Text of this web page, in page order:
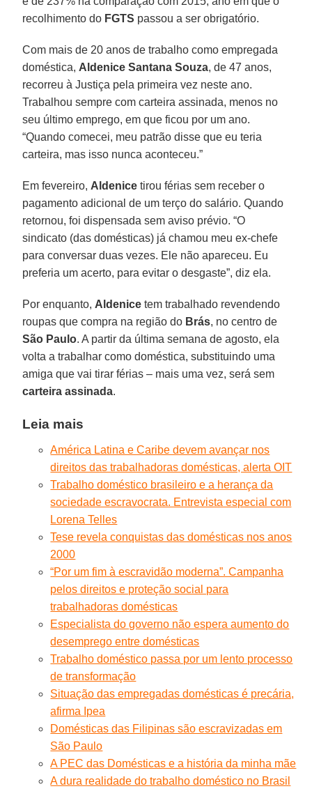
recolhimento do FGTS passou a ser obrigatório.
Com mais de 20 anos de trabalho como empregada
doméstica, Aldenice Santana Souza, de 47 anos,
recorreu à Justiça pela primeira vez neste ano.
Trabalhou sempre com carteira assinada, menos no
seu último emprego, em que ficou por um ano.
“Quando comecei, meu patrão disse que eu teria
carteira, mas isso nunca aconteceu.”
Em fevereiro, Aldenice tirou férias sem receber o
pagamento adicional de um terço do salário. Quando
retornou, foi dispensada sem aviso prévio. “O
sindicato (das domésticas) já chamou meu ex-chefe
para conversar duas vezes. Ele não apareceu. Eu
preferia um acerto, para evitar o desgaste”, diz ela.
Por enquanto, Aldenice tem trabalhado revendendo
roupas que compra na região do Brás, no centro de
São Paulo. A partir da última semana de agosto, ela
volta a trabalhar como doméstica, substituindo uma
amiga que vai tirar férias – mais uma vez, será sem
carteira assinada.
Leia mais
América Latina e Caribe devem avançar nos
direitos das trabalhadoras domésticas, alerta OIT
Trabalho doméstico brasileiro e a herança da
sociedade escravocrata. Entrevista especial com
Lorena Telles
Tese revela conquistas das domésticas nos anos
2000
“Por um fim à escravidão moderna”. Campanha
pelos direitos e proteção social para
trabalhadoras domésticas
Especialista do governo não espera aumento do
desemprego entre domésticas
Trabalho doméstico passa por um lento processo
de transformação
Situação das empregadas domésticas é precária,
afirma Ipea
Domésticas das Filipinas são escravizadas em
São Paulo
A PEC das Domésticas e a história da minha mãe
A dura realidade do trabalho doméstico no Brasil